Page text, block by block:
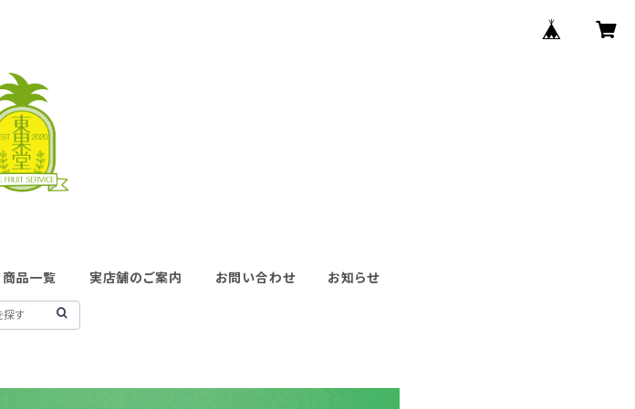
商品一覧 実店舗のご案内 お問い合わせ お知らせ